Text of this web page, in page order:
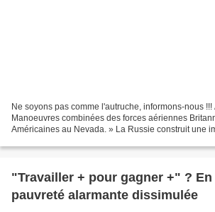
Ne soyons pas comme l'autruche, informons-nous !!!
Manoeuvres combinées des forces aériennes
Américaines au Nevada. » La Russie construit une
"Travailler + pour gagner +" ? En
pauvreté alarmante dissimulée